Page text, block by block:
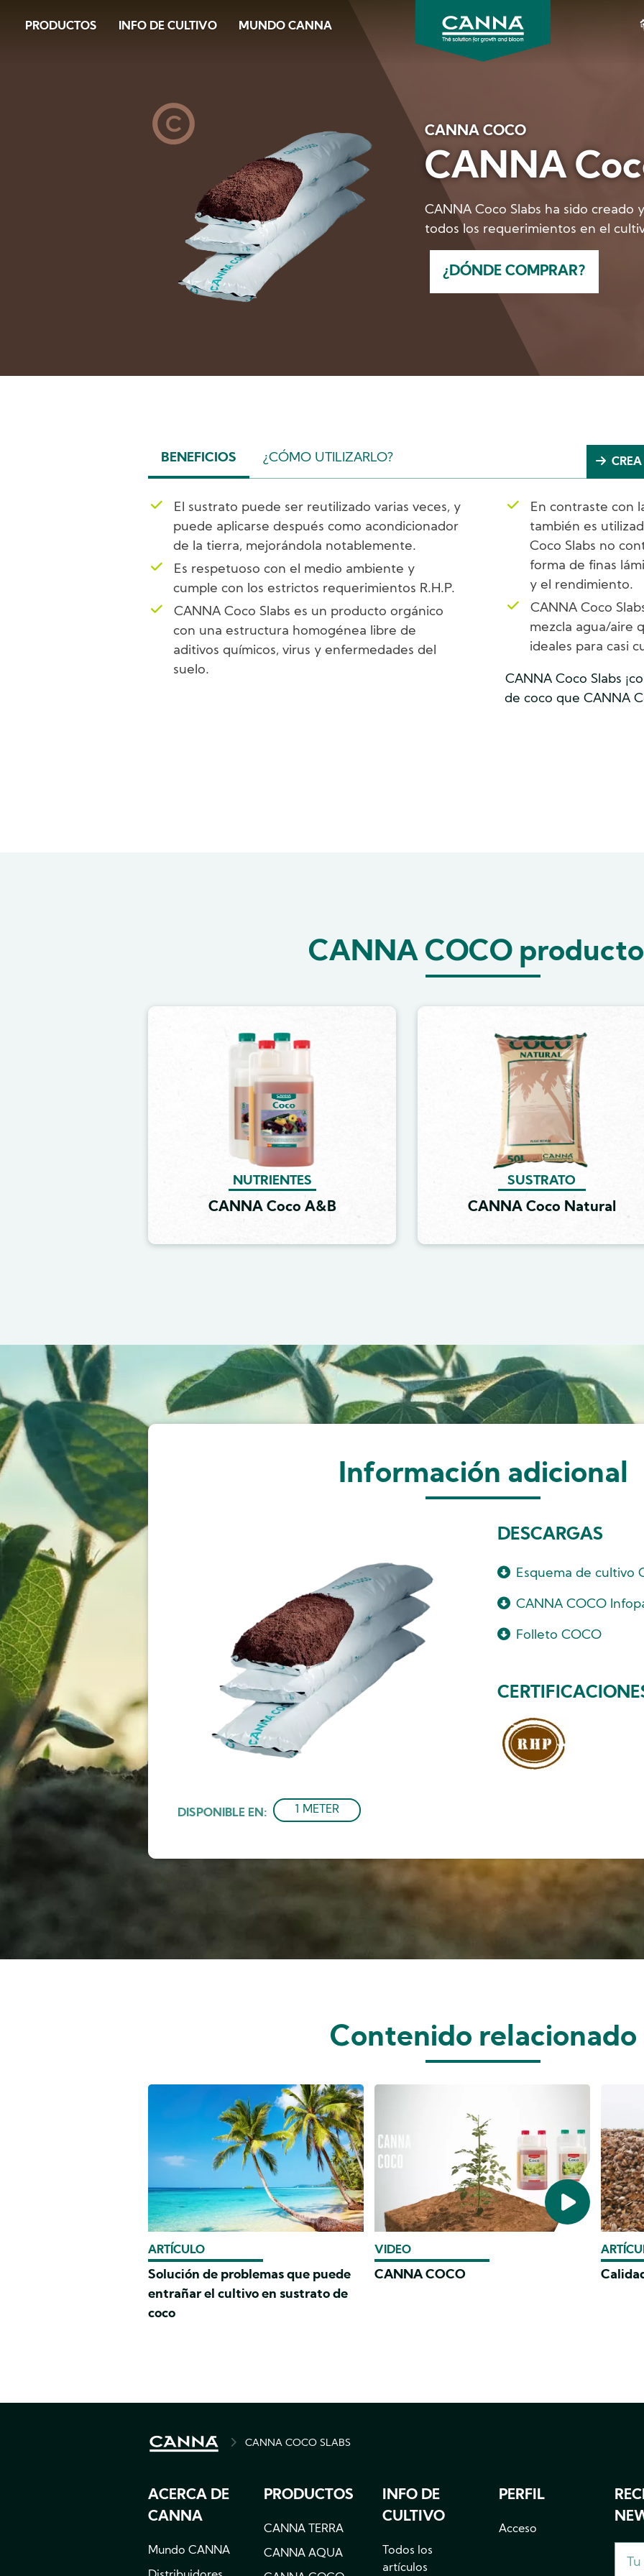
PRODUCTOS INFO DE CULTIVO MUNDO CANNA
CANNA COCO
CANNA
CANNA Coco Slabs ha sido creado
todos los requerimientos en el
¿DÓNDE COMPRAR?
BENEFICIOS
(ACTIVE
TAB)
¿CÓMO UTILIZARLO?
El sustrato puede ser reutilizado varias veces, y
puede aplicarse después como acondicionador
de la tierra, mejorándola notablemente.
Es respetuoso con el medio ambiente y
cumple con los estrictos requerimientos R.H.P.
CANNA Coco Slabs es un producto orgánico
con una estructura homogénea libre de
aditivos químicos, virus y enfermedades del
suelo.
En contraste con
también es
Coco Slabs no
forma de finas
y el rendimiento.
CANNA Coco
mezcla agua/aire
ideales para casi
CANNA Coco Slabs
de coco que CANNA
CANNA COCO
NUTRIENTES
CANNA Coco A&B
Image
SUSTRATO
CANNA Coco Natural
Información adicional
DISPONIBLE EN 1 METER
DESCARGAS
Esquema de cultivo
CANNA COCO
Folleto COCO
Contenido relacionado
ARTÍCULO
Solución de problemas que puede
entrañar el cultivo en sustrato de
coco
VIDEO
CANNA COCO
BREADCRUMB
CANNA COCO SLABS
ACERCA DE
CANNA
Mundo CANNA
PRODUCTOS
CANNA TERRA
CANNA AQUA
INFO DE
CULTIVO
Todos los
artículos
PERFIL
Acceso